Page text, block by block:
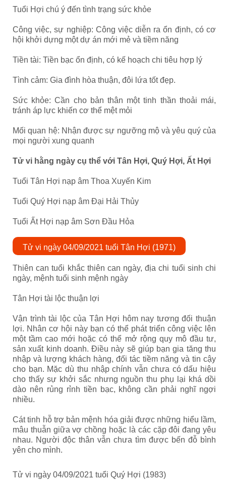
Tuổi Hợi chú ý đến tình trạng sức khỏe
Công việc, sự nghiệp: Công việc diễn ra ổn định, có cơ
hội khởi dựng một dự án mới mẻ và tiềm năng
Tiền tài: Tiền bạc ổn định, có kế hoạch chi tiêu hợp lý
Tình cảm: Gia đình hòa thuận, đôi lứa tốt đẹp.
Sức khỏe: Cần cho bản thân một tinh thần thoải mái,
tránh áp lực khiến cơ thể mệt mỏi
Mối quan hệ: Nhận được sự ngưỡng mộ và yêu quý của
mọi người xung quanh
Tử vi hằng ngày cụ thể với Tân Hợi, Quý Hợi, Ất Hợi
Tuổi Tân Hợi nạp âm Thoa Xuyến Kim
Tuổi Quý Hợi nạp âm Đại Hải Thủy
Tuổi Ất Hợi nạp âm Sơn Đầu Hỏa
Tử vi ngày 04/09/2021 tuổi Tân Hợi (1971)
Thiên can tuổi khắc thiên can ngày, địa chi tuổi sinh chi
ngày, mệnh tuổi sinh mệnh ngày
Tân Hợi tài lộc thuận lợi
Vận trình tài lộc của Tân Hợi hôm nay tương đối thuận
lợi. Nhân cơ hội này bạn có thể phát triển công việc lên
một tầm cao mới hoặc có thể mở rộng quy mô đầu tư,
sản xuất kinh doanh. Điều này sẽ giúp bạn gia tăng thu
nhập và lượng khách hàng, đối tác tiềm năng và tin cậy
cho bạn. Mặc dù thu nhập chính vẫn chưa có dấu hiệu
cho thấy sự khởi sắc nhưng nguồn thu phụ lại khá dồi
dào nên rủng rỉnh tiền bạc, không cần phải nghĩ ngợi
nhiều.
Cát tinh hỗ trợ bản mệnh hóa giải được những hiểu lầm,
mâu thuẫn giữa vợ chồng hoặc là các cặp đôi đang yêu
nhau. Người độc thân vẫn chưa tìm được bến đỗ bình
yên cho mình.
Tử vi ngày 04/09/2021 tuổi Quý Hợi (1983)